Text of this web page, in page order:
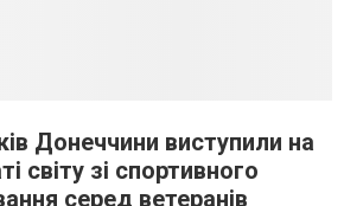
Донеччини виступили на
світу зі спортивного
серед ветеранів